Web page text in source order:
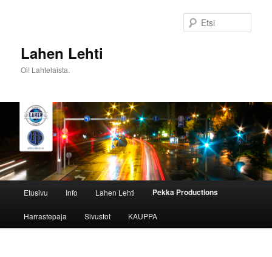
Lahen Lehti
Oi! Lahtelaista.
Etusivu Info Lahen Lehti Pekka Productions
Harrastepaja Sivustot KAUPPA